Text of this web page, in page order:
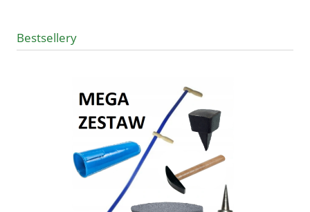
Bestsellery